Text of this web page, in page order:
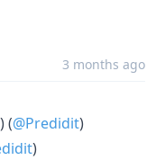
3 months ago
) (@Predidit)
)